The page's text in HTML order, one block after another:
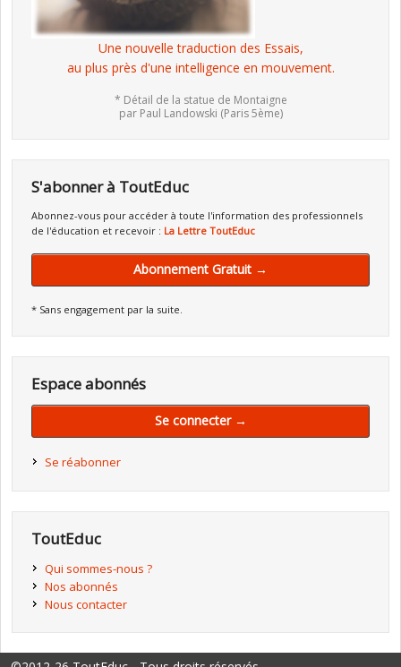
Une nouvelle traduction des Essais,
au plus près d'une intelligence en mouvement.
* Détail de la statue de Montaigne
par Paul Landowski (Paris 5ème)
S'abonner à ToutEduc
Abonnez-vous pour accéder à toute l'information des professionnels
de l'éducation et recevoir : La Lettre ToutEduc
Abonnement Gratuit →
* Sans engagement par la suite.
Espace abonnés
Se connecter →
Se réabonner
ToutEduc
Qui sommes-nous ?
Nos abonnés
Nous contacter